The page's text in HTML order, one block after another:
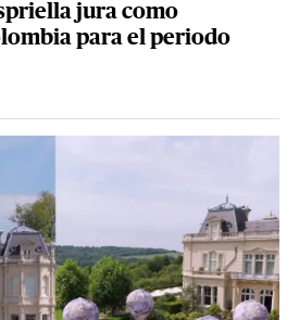
jura como
para el periodo